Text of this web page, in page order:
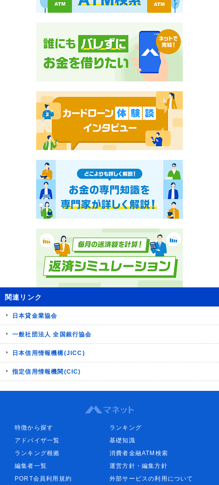
関連リンク
日本貸金業協会
一般社団法人 全国銀行協会
日本信用情報機構(JICC)
指定信用情報機関(CIC)
特徴から探す
ランキング
アドバイザ一覧
基礎知識
ランキング根拠
消費者金融ATM検索
編集者一覧
運営方針・編集方針
PORT会員利用規約
外部サービスの利用について